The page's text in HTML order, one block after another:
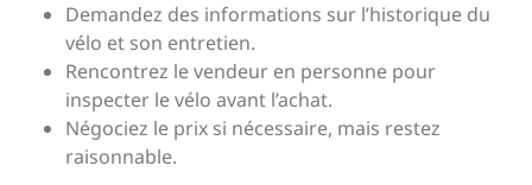
Demandez des informations sur l’historique du
vélo et son entretien.
Rencontrez le vendeur en personne pour
inspecter le vélo avant l’achat.
Négociez le prix si nécessaire, mais restez
raisonnable.